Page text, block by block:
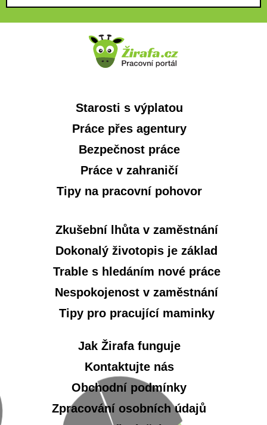
Starosti s výplatou
Práce přes agentury
Bezpečnost práce
Práce v zahraničí
Tipy na pracovní pohovor
Zkušební lhůta v zaměstnání
Dokonalý životopis je základ
Trable s hledáním nové práce
Nespokojenost v zaměstnání
Tipy pro pracující maminky
Jak Žirafa funguje
Kontaktujte nás
Obchodní podmínky
Zpracování osobních údajů